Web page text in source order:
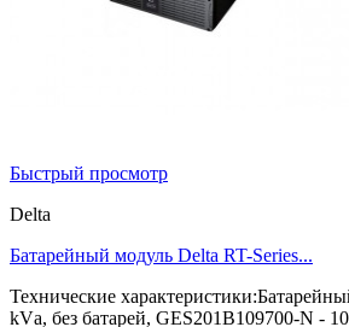
Быстрый просмотр
Delta
Батарейный модуль Delta RT-Series...
Технические
kVа, без батарей, GES201B109700-N -